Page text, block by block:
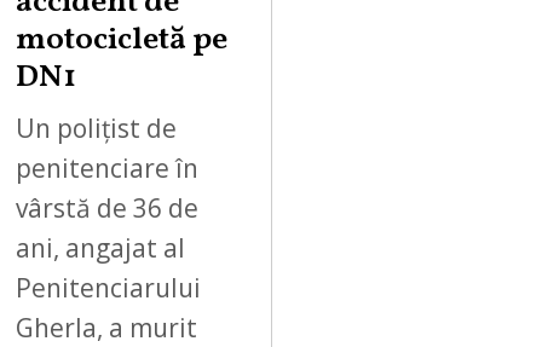
motocicletă pe
DN1
Un polițist de
penitenciare în
vârstă de 36 de
ani, angajat al
Penitenciarului
Gherla, a murit